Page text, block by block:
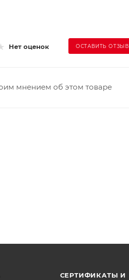
Нет оценок ОСТАВИТЬ ОТЗЫВ
мнением об этом товаре
СЕРТИФИКАТЫ И